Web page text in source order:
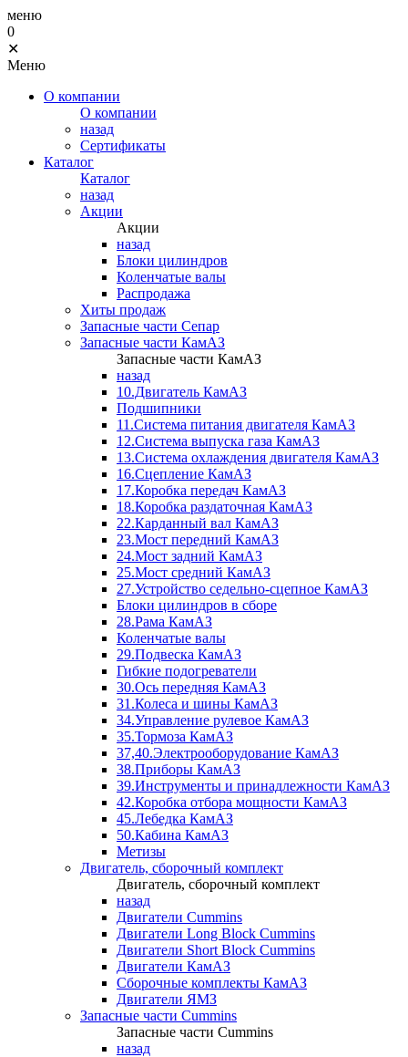
меню
0
✕
Меню
О компании
О компании
назад
Сертификаты
Каталог
Каталог
назад
Акции
Акции
назад
Блоки цилиндров
Коленчатые валы
Распродажа
Хиты продаж
Запасные части Сепар
Запасные части КамАЗ
Запасные части КамАЗ
назад
10.Двигатель КамАЗ
Подшипники
11.Система питания двигателя КамАЗ
12.Система выпуска газа КамАЗ
13.Система охлаждения двигателя КамАЗ
16.Сцепление КамАЗ
17.Коробка передач КамАЗ
18.Коробка раздаточная КамАЗ
22.Карданный вал КамАЗ
23.Мост передний КамАЗ
24.Мост задний КамАЗ
25.Мост средний КамАЗ
27.Устройство седельно-сцепное КамАЗ
Блоки цилиндров в сборе
28.Рама КамАЗ
Коленчатые валы
29.Подвеска КамАЗ
Гибкие подогреватели
30.Ось передняя КамАЗ
31.Колеса и шины КамАЗ
34.Управление рулевое КамАЗ
35.Тормоза КамАЗ
37,40.Электрооборудование КамАЗ
38.Приборы КамАЗ
39.Инструменты и принадлежности КамАЗ
42.Коробка отбора мощности КамАЗ
45.Лебедка КамАЗ
50.Кабина КамАЗ
Метизы
Двигатель, сборочный комплект
Двигатель, сборочный комплект
назад
Двигатели Cummins
Двигатели Long Bloсk Cummins
Двигатели Short Bloсk Cummins
Двигатели КамАЗ
Сборочные комплекты КамАЗ
Двигатели ЯМЗ
Запасные части Cummins
Запасные части Cummins
назад